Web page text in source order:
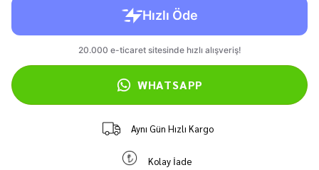
WHATSAPP
Aynı Gün Hızlı Kargo
Kolay İade